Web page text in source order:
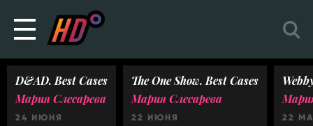
D&AD. Best Cases
Мария Слесарева
24 ИЮНЯ
The One Show. Best Cases
Мария Слесарева
22 ИЮНЯ 22